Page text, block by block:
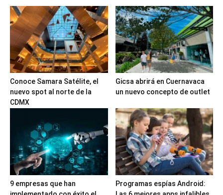
Conoce Samara Satélite, el
nuevo spot al norte de la
CDMX
Gicsa abrirá en Cuernavaca
un nuevo concepto de outlet
9 empresas que han
Programas espías Android: